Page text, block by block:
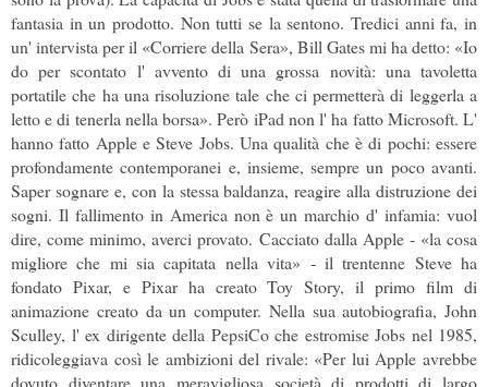
fantasia in un prodotto. Non tutti se la sentono. Tredici anni fa, in
un' intervista per il «Corriere della Sera», Bill Gates mi ha detto: «Io
do per scontato l' avvento di una grossa novità: una tavoletta
portatile che ha una risoluzione tale che ci permetterà di leggerla a
letto e di tenerla nella borsa». Però iPad non l' ha fatto Microsoft. L'
hanno fatto Apple e Steve Jobs. Una qualità che è di pochi: essere
profondamente contemporanei e, insieme, sempre un poco avanti.
Saper sognare e, con la stessa baldanza, reagire alla distruzione dei
sogni. Il fallimento in America non è un marchio d' infamia: vuol
dire, come minimo, averci provato. Cacciato dalla Apple - «la cosa
migliore che mi sia capitata nella vita» - il trentenne Steve ha
fondato Pixar, e Pixar ha creato Toy Story, il primo film di
animazione creato da un computer. Nella sua autobiografia, John
Sculley, l' ex dirigente della PepsiCo che estromise Jobs nel 1985,
ridicoleggiava così le ambizioni del rivale: «Per lui Apple avrebbe
dovuto diventare una meravigliosa società di prodotti di largo